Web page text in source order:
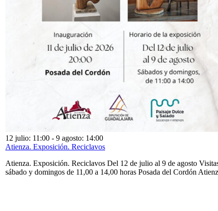
12 julio: 11:00 - 9 agosto: 14:00
Atienza. Exposición. Reciclavos
Atienza. Exposición. Reciclavos Del 12 de julio al 9 de agosto
sábado y domingos de 11,00 a 14,00 horas Posada del Cordón